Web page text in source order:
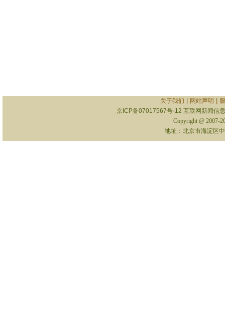
关于我们 网站声明
京ICP备07017567号-12 互联网新闻信
Copyright @ 2007-
地址：北京市海淀区